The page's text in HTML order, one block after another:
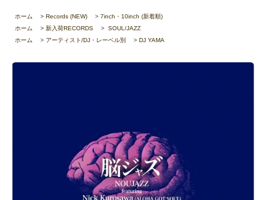
ホーム > Records (NEW) > 7inch・10inch (新着順)
ホーム
> 新入荷RECORDS > SOUL/JAZZ
ホーム
> アーティスト/DJ・レーベル別 > DJ YAMA